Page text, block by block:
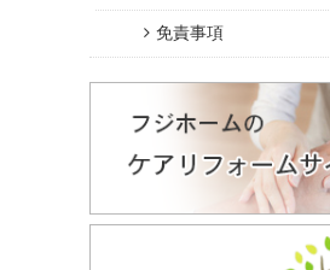
免責事項